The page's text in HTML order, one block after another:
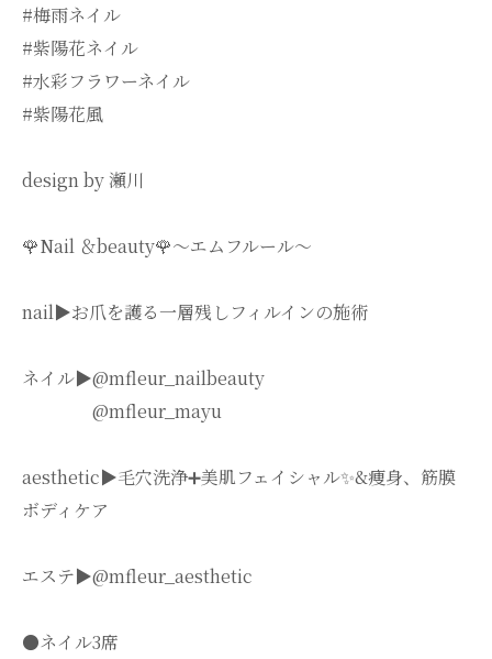
#梅雨ネイル
#紫陽花ネイル
#水彩フラワーネイル
#紫陽花風
design by 瀬川
🌹Nail ＆beauty🌹〜エムフルール〜
nail▶︎お爪を護る一層残しフィルインの施術
ネイル▶︎@mfleur_nailbeauty
@mfleur_mayu
aesthetic▶︎毛穴洗浄➕美肌フェイシャル✨&痩身、筋膜
ボディケア
エステ▶︎@mfleur_aesthetic
●ネイル3席